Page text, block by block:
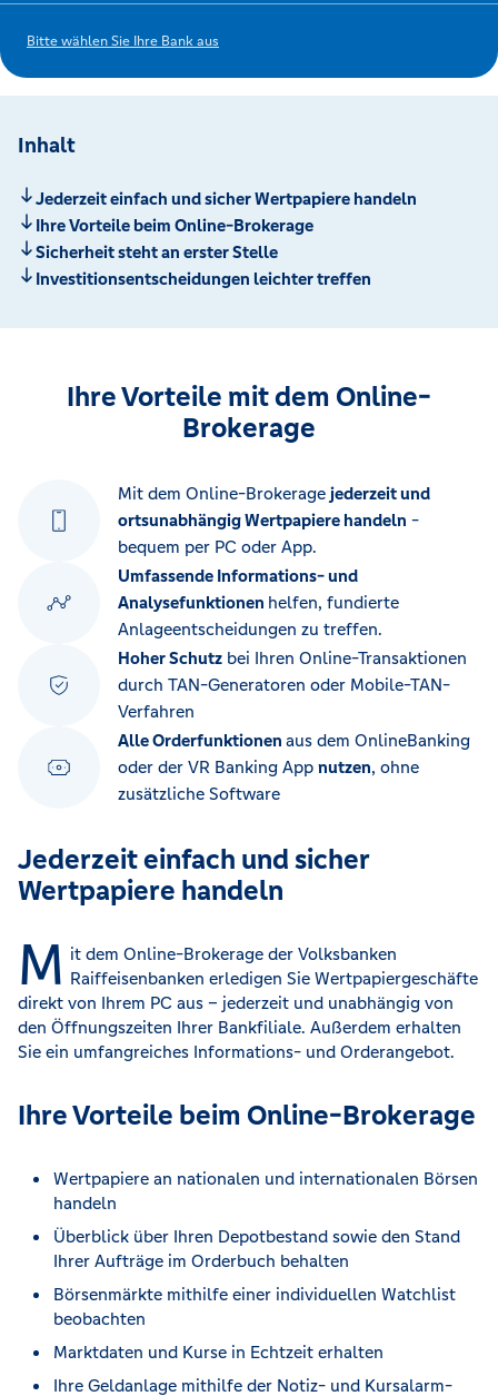
Bitte wählen Sie Ihre Bank aus
Inhalt
Jederzeit einfach und sicher Wertpapiere handeln
Ihre Vorteile beim Online-Brokerage
Sicherheit steht an erster Stelle
Investitionsentscheidungen leichter treffen
Ihre Vorteile mit dem Online-
Brokerage
Mit dem Online-Brokerage jederzeit und
ortsunabhängig Wertpapiere handeln -
bequem per PC oder App.
Umfassende Informations- und
Analysefunktionen helfen, fundierte
Anlageentscheidungen zu treffen.
Hoher Schutz bei Ihren Online-Transaktionen
durch TAN-Generatoren oder Mobile-TAN-
Verfahren
Alle Orderfunktionen aus dem OnlineBanking
oder der VR Banking App nutzen, ohne
zusätzliche Software
Jederzeit einfach und sicher
Wertpapiere handeln
M it dem Online-Brokerage der Volksbanken
Raiffeisenbanken erledigen Sie Wertpapiergeschäfte
direkt von Ihrem PC aus – jederzeit und unabhängig von
den Öffnungszeiten Ihrer Bankfiliale. Außerdem erhalten
Sie ein umfangreiches Informations- und Orderangebot.
Ihre Vorteile beim Online-Brokerage
Wertpapiere an nationalen und internationalen Börsen
handeln
Überblick über Ihren Depotbestand sowie den Stand
Ihrer Aufträge im Orderbuch behalten
Börsenmärkte mithilfe einer individuellen Watchlist
beobachten
Marktdaten und Kurse in Echtzeit erhalten
Ihre Geldanlage mithilfe der Notiz- und Kursalarm-